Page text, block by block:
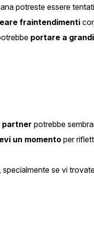
potreste essere
fraintendimenti
portare a
partner potrebbe
un momento per
, specialmente se vi